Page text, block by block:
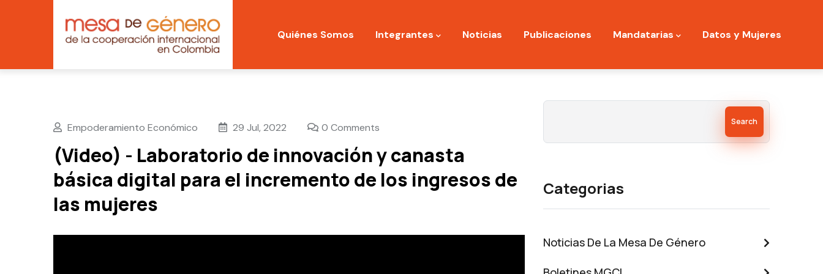
content
navigationQuiénes Somos Integrantes Noticias Publicaciones Mandatarias Datos y Mujeres
Empoderamiento Económico 29 Jul, 2022 0 Comments
(Video) - Laboratorio de innovación y canasta
básica digital para el incremento de los ingresos de
las mujeres
Categorias
Noticias De La Mesa De Género